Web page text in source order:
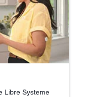
Libre Systeme